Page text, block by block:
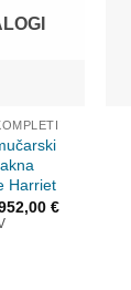
Harriet
€Trenutna